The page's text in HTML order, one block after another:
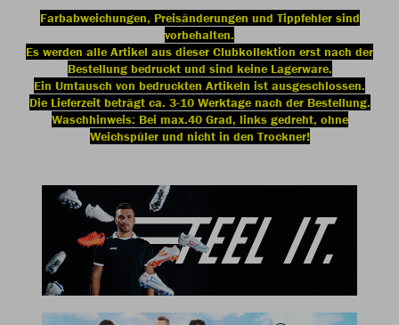
Farbabweichungen, Preisänderungen und Tippfehler sind
vorbehalten.
Es werden alle Artikel aus dieser Clubkollektion erst nach der
Bestellung bedruckt und sind keine Lagerware.
Ein Umtausch von bedruckten Artikeln ist ausgeschlossen.
Die Lieferzeit beträgt ca. 3-10 Werktage nach der Bestellung.
Waschhinweis: Bei max.40 Grad, links gedreht, ohne
Weichspüler und nicht in den Trockner!